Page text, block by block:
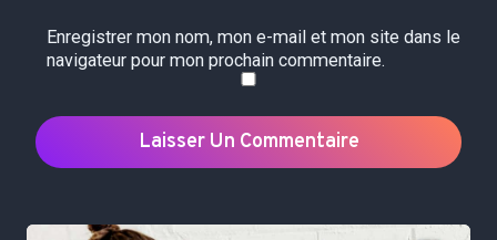
Enregistrer mon nom, mon e-mail et mon site dans le
navigateur pour mon prochain commentaire.